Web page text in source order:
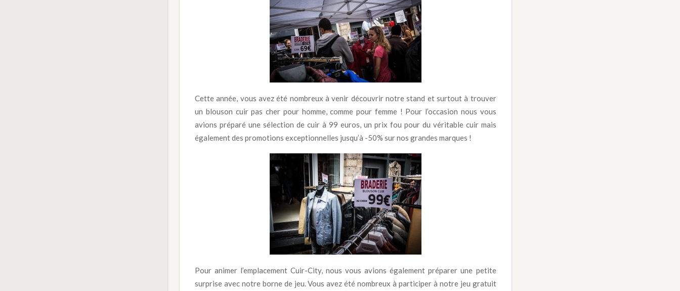
Cette année, vous avez été nombreux à venir découvrir notre stand et surtout à trouver
un blouson cuir pas cher pour homme, comme pour femme ! Pour l’occasion nous vous
avions préparé une sélection de cuir à 99 euros, un prix fou pour du véritable cuir mais
également des promotions exceptionnelles jusqu’à -50% sur nos grandes marques !
Pour animer l’emplacement Cuir-City, nous vous avions également préparer une petite
surprise avec notre borne de jeu. Vous avez été nombreux à participer à notre jeu gratuit